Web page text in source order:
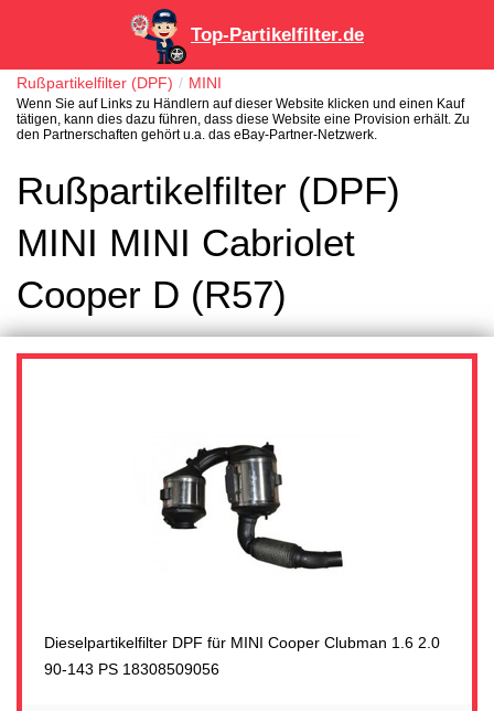
Top-Partikelfilter.de
Rußpartikelfilter (DPF) MINI
Wenn Sie auf Links zu Händlern auf dieser Website klicken und einen Kauf
tätigen, kann dies dazu führen, dass diese Website eine Provision erhält. Zu
den Partnerschaften gehört u.a. das eBay-Partner-Netzwerk.
Rußpartikelfilter (DPF)
MINI MINI Cabriolet
Cooper D (R57)
Dieselpartikelfilter DPF für MINI Cooper Clubman 1.6 2.0
90-143 PS 18308509056